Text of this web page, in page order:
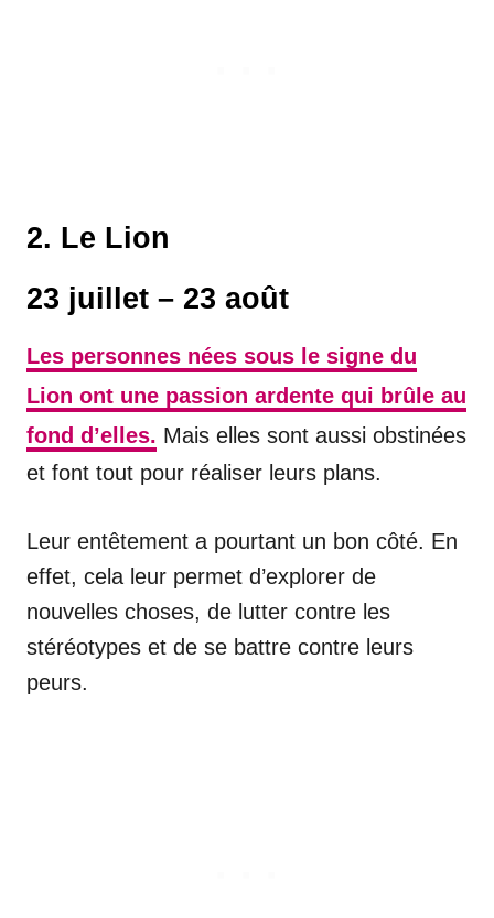
2. Le Lion
23 juillet – 23 août
Les personnes nées sous le signe du
Lion ont une passion ardente qui brûle au
fond d’elles. Mais elles sont aussi obstinées
et font tout pour réaliser leurs plans.
Leur entêtement a pourtant un bon côté. En
effet, cela leur permet d’explorer de
nouvelles choses, de lutter contre les
stéréotypes et de se battre contre leurs
peurs.